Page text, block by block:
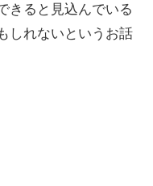
きると見込んでいる
しれないというお話